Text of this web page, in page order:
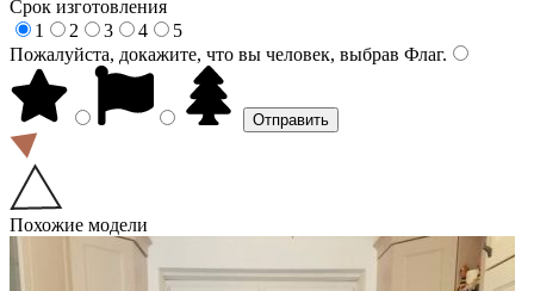
Срок изготовления
1
2 3 4
5
Пожалуйста, докажите, что вы человек, выбрав Флаг.
Похожие модели